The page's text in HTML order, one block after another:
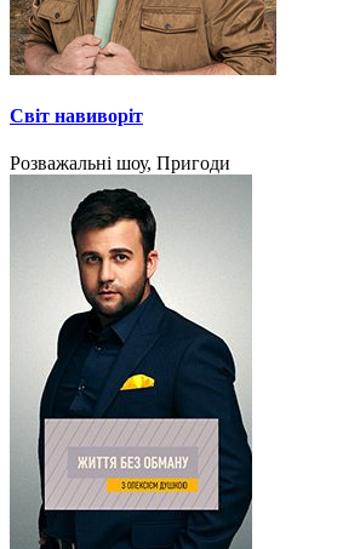
Світ навиворіт
Розважальні шоу, Пригоди